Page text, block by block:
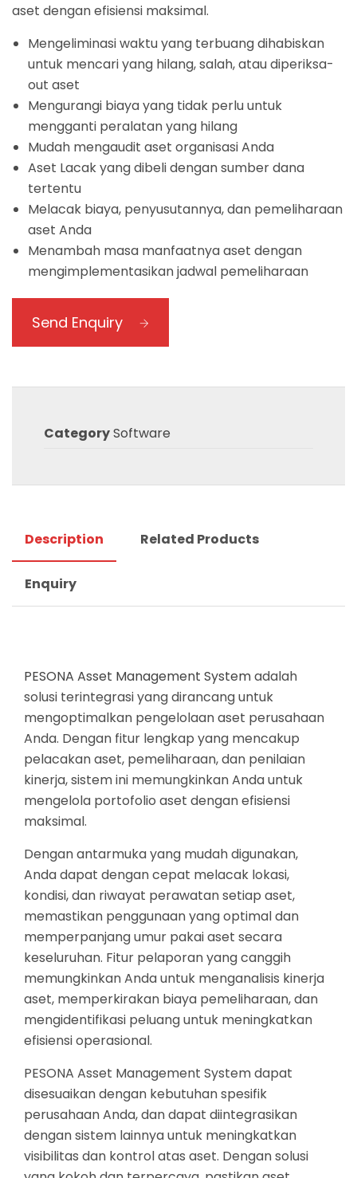
aset dengan efisiensi maksimal.
Mengeliminasiwaktu yang terbuangdihabiskan
untuk mencariyang hilang, salah,atau diperiksa-
out aset
Mengurangi biaya yang tidak perluuntuk
mengganti peralatanyang hilang
Mudah mengaudit aset organisasi Anda
Aset Lacakyang dibeli dengansumber dana
tertentu
Melacak biaya, penyusutannya,dan pemeliharaan
aset Anda
Menambah masa manfaatnyaaset dengan
mengimplementasikanjadwal pemeliharaan
Send Enquiry
CategorySoftware
Description Related Products
Enquiry
PESONA Asset Management Systemadalah
solusi terintegrasi yang dirancang untuk
mengoptimalkan pengelolaan aset perusahaan
Anda. Dengan fitur lengkap yang mencakup
pelacakan aset, pemeliharaan, dan penilaian
kinerja, sistem ini memungkinkan Anda untuk
mengelola portofolio aset dengan efisiensi
maksimal.
Dengan antarmuka yang mudah digunakan,
Anda dapat dengan cepat melacak lokasi,
kondisi, dan riwayat perawatan setiap aset,
memastikan penggunaan yang optimal dan
memperpanjang umur pakai aset secara
keseluruhan. Fitur pelaporan yang canggih
memungkinkan Anda untuk menganalisis kinerja
aset, memperkirakan biaya pemeliharaan, dan
mengidentifikasi peluang untuk meningkatkan
efisiensi operasional.
PESONA Asset Management System dapat
disesuaikan dengan kebutuhan spesifik
perusahaan Anda, dan dapat diintegrasikan
dengan sistem lainnya untuk meningkatkan
visibilitas dan kontrol atas aset. Dengan solusi